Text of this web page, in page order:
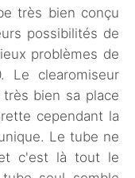
très bien conçu
possibilités de
problèmes de
Le clearomiseur
bien sa place
cependant la
Le tube ne
c'est là tout le